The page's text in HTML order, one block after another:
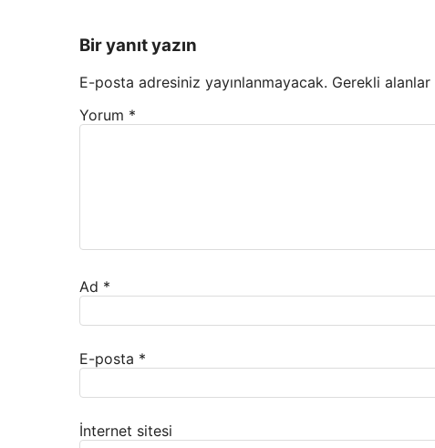
Bir yanıt yazın
E-posta adresiniz yayınlanmayacak. Gerekli alanlar
Yorum *
Ad *
E-posta *
İnternet sitesi